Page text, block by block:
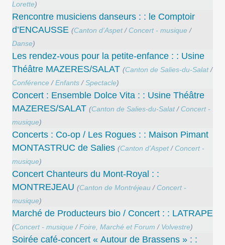
Lorette)
Rencontre musiciens danseurs : : le Comptoir
d’ENCAUSSE (Canton d’Aspet/ Concert - musique /
Danse)
Les rendez-vous pour la petite-enfance : : Usine
Théâtre MAZERES/SALAT (Canton de Salies-du-Salat/
Conférence /Enfants /Spectacle)
Concert : Ensemble Dolce Vita : : Usine Théâtre
MAZERES/SALAT (Canton de Salies-du-Salat/ Concert -
musique)
Concerts : Co-op / Les Rogues : : Maison Pimant
MONTASTRUC de Salies (Canton d’Aspet/ Concert -
musique)
Concert Chanteurs du Mont-Royal : :
MONTREJEAU (Canton de Montréjeau / Concert -
musique)
Marché de Producteurs bio / Concert : : LATRAPE
(Concert - musique /Foire, Marché et Forum / Volvestre)
Soirée café-concert « Autour de Brassens » : :